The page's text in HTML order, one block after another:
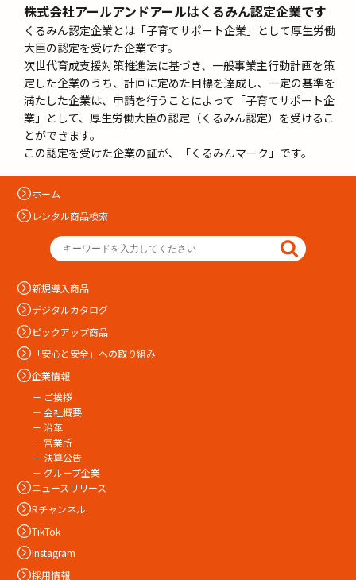
株式会社アールアンドアールはくるみん認定企業です
くるみん認定企業とは「子育てサポート企業」として厚生労働
大臣の認定を受けた企業です。
次世代育成支援対策推進法に基づき、一般事業主行動計画を策
定した企業のうち、計画に定めた目標を達成し、一定の基準を
満たした企業は、申請を行うことによって「子育てサポート企
業」として、厚生労働大臣の認定（くるみん認定）を受けるこ
とができます。
この認定を受けた企業の証が、「くるみんマーク」です。
ホーム
レンタル商品検索
新規導入商品
デジタルカタログ
ピックアップ商品
「安心と安全」への取り組み
企業情報
－ ご挨拶
－ 会社概要
－ 沿革
－ 営業所
－ 決算公告
－ グループ企業
ニュースリリース
Rチャンネル
TikTok
Instagram
採用情報